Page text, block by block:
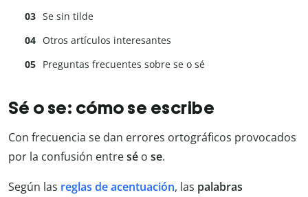
Se sin tilde
Otros artículos interesantes
Preguntas frecuentes sobre se o sé
Sé o se: cómo se escribe
Con frecuencia se dan errores ortográficos provocados
por la confusión entresé o se.
Según las reglas de acentuación, las palabras